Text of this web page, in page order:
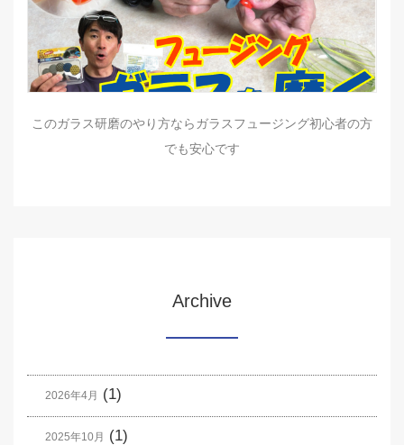
このガラス研磨のやり方ならガラスフュージング初心者の方
でも安心です
Archive
2026年4月 (1)
2025年10月 (1)